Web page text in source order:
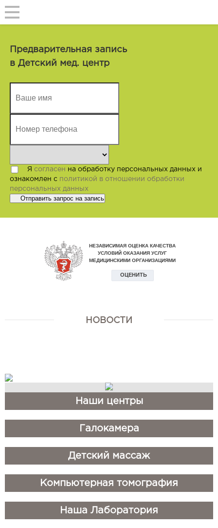
Наш опрос
В «Нашем Центре» ведётся ежедневный мониторинг лояльности
клиентов
Предварительная запись
в Детский мед. центр
Я согласен на обработку персональных данных и
ознакомлен с политикой в отношении обработки
персональных данных
Отправить запрос на запись
НОВОСТИ
​Наши центры
​Галокамера
​Детский массаж
​Компьютерная томография
​Наша Лаборатория